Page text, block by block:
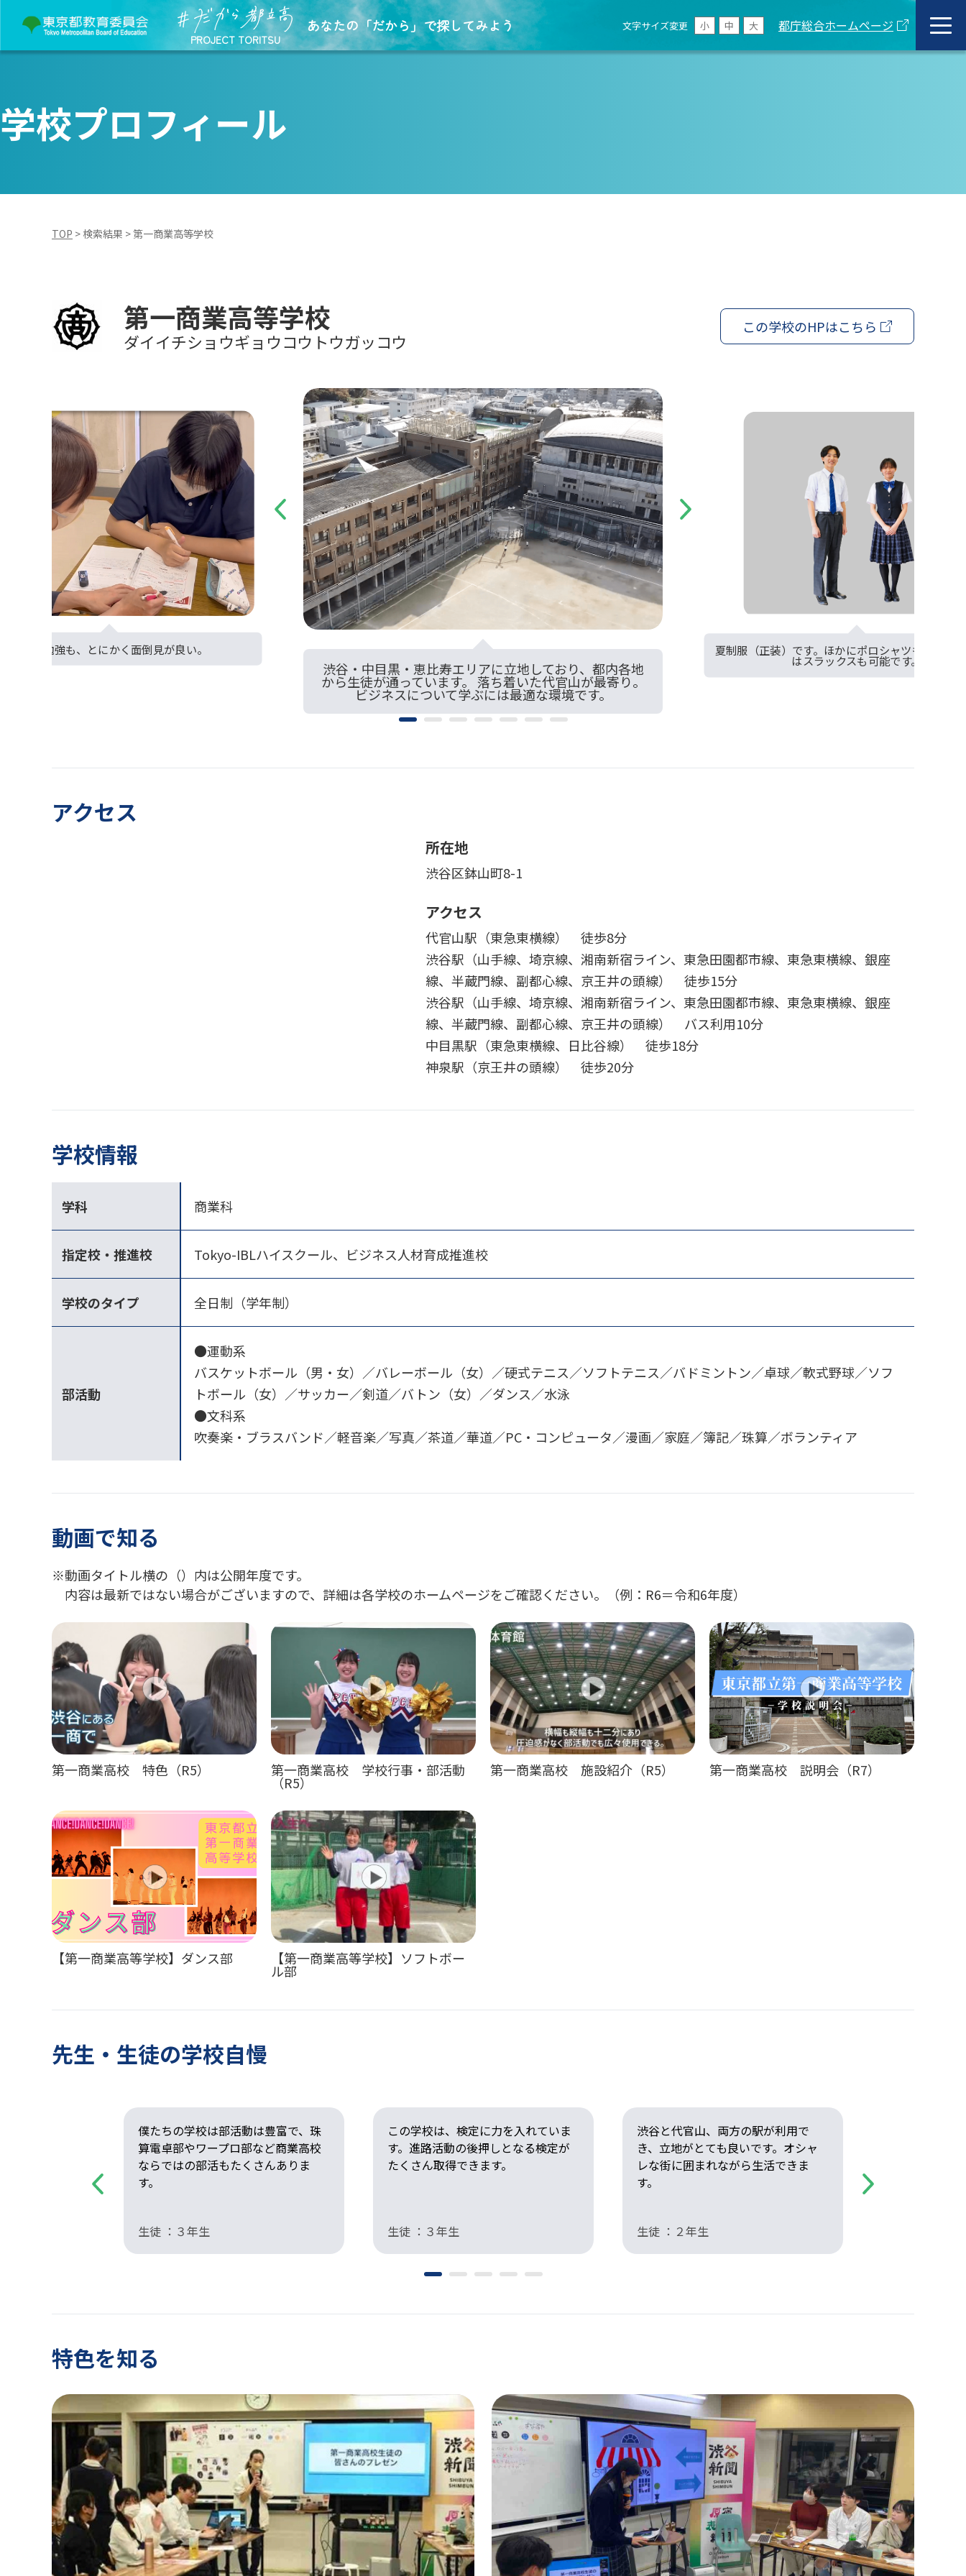
PROJECT TORITSU
あなたの「だから」で探してみよう 文字サイズ変更 小 中 大 都庁総合ホームページ
学校プロフィール
TOP > 検索結果 >第一商業高等学校
第一商業高等学校
ダイイチショウギョウコウトウガッコウ
この学校のHPはこちら
Previous
進路も勉強も、とにかく面倒見が良い。
渋谷・中目黒・恵比寿エリアに立地しており、都内各地
から生徒が通っています。 落ち着いた代官山が最寄り。
ビジネスについて学ぶには最適な環境です。
夏制服（正装）です。ほかにポロシャツもありま
はスラックスも可能です。
Next
アクセス
所在地
渋谷区鉢山町8-1
アクセス
代官山駅（東急東横線） 徒歩8分
渋谷駅（山手線、埼京線、湘南新宿ライン、東急田園都市線、東急東横線、銀座
線、半蔵門線、副都心線、京王井の頭線） 徒歩15分
渋谷駅（山手線、埼京線、湘南新宿ライン、東急田園都市線、東急東横線、銀座
線、半蔵門線、副都心線、京王井の頭線） バス利用10分
中目黒駅（東急東横線、日比谷線） 徒歩18分
神泉駅（京王井の頭線） 徒歩20分
学校情報
学科 商業科
指定校・推進校 Tokyo-IBLハイスクール、ビジネス人材育成推進校
学校のタイプ 全日制（学年制）
部活動
●運動系
バスケットボール（男・女）／バレーボール（女）／硬式テニス／ソフトテニス／バドミントン／卓球／軟式野球／ソフ
トボール（女）／サッカー／剣道／バトン（女）／ダンス／水泳
●文科系
吹奏楽・ブラスバンド／軽音楽／写真／茶道／華道／PC・コンピュータ／漫画／家庭／簿記／珠算／ボランティア
動画で知る
動画タイトル横の（）内は公開年度です。
内容は最新ではない場合がございますので、詳細は各学校のホームページをご確認ください。（例：R6＝令和6年度）
第一商業高校 特色（R5） 第一商業高校 学校行事・部活動
（R5）
第一商業高校 施設紹介（R5） 第一商業高校 説明会（R7）
【第一商業高等学校】ダンス部 【第一商業高等学校】ソフトボー
ル部
先生・生徒の学校自慢
Previous
僕たちの学校は部活動は豊富で、珠
算電卓部やワープロ部など商業高校
ならではの部活もたくさんありま
す。
生徒 ：３年生
この学校は、検定に力を入れていま
す。進路活動の後押しとなる検定が
たくさん取得できます。
生徒 ：３年生
渋谷と代官山、両方の駅が利用で
き、立地がとても良いです。オシャ
レな街に囲まれながら生活できま
す。
生徒 ：２年生
Next
特色を知る